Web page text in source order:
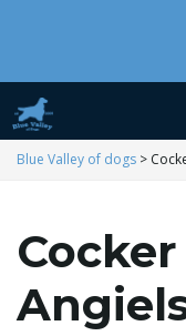
Blue Valley of dogs >